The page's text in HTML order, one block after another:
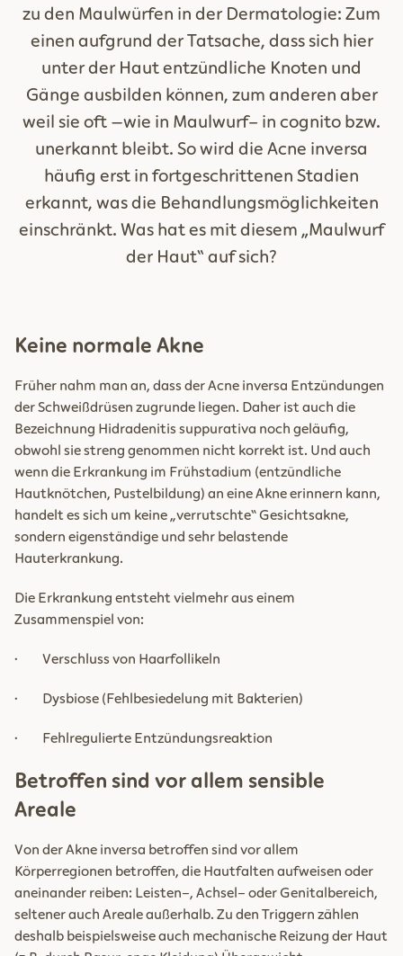
zu den Maulwürfen in der Dermatologie: Zum
einen aufgrund der Tatsache, dass sich hier
unter der Haut entzündliche Knoten und
Gänge ausbilden können, zum anderen aber
weil sie oft –wie in Maulwurf- in cognito bzw.
unerkannt bleibt. So wird die Acne inversa
häufig erst in fortgeschrittenen Stadien
erkannt, was die Behandlungsmöglichkeiten
einschränkt. Was hat es mit diesem „Maulwurf
der Haut“ auf sich?
Keine normale Akne
Früher nahm man an, dass der Acne inversa Entzündungen
der Schweißdrüsen zugrunde liegen. Daher ist auch die
Bezeichnung Hidradenitis suppurativa noch geläufig,
obwohl sie streng genommen nicht korrekt ist. Und auch
wenn die Erkrankung im Frühstadium (entzündliche
Hautknötchen, Pustelbildung) an eine Akne erinnern kann,
handelt es sich um keine „verrutschte“ Gesichtsakne,
sondern eigenständige und sehr belastende
Hauterkrankung.
Die Erkrankung entsteht vielmehr aus einem
Zusammenspiel von:
· Verschluss von Haarfollikeln
· Dysbiose (Fehlbesiedelung mit Bakterien)
· Fehlregulierte Entzündungsreaktion
Betroffen sind vor allem sensible
Areale
Von der Akne inversa betroffen sind vor allem
Körperregionen betroffen, die Hautfalten aufweisen oder
aneinander reiben: Leisten-, Achsel- oder Genitalbereich,
seltener auch Areale außerhalb. Zu den Triggern zählen
deshalb beispielsweise auch mechanische Reizung der Haut